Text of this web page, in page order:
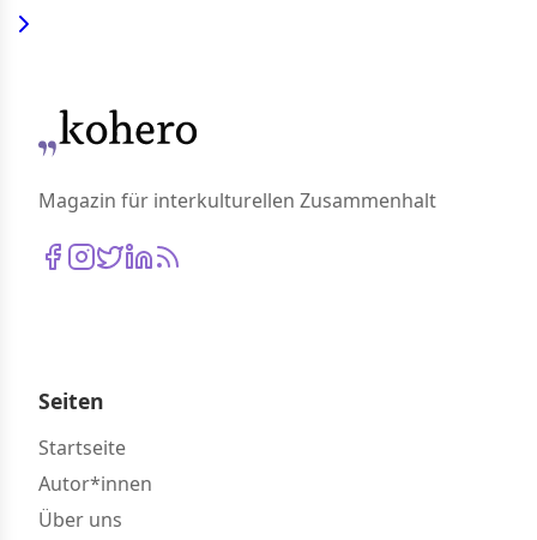
Magazin für interkulturellen Zusammenhalt
Seiten
Startseite
Autor*innen
Über uns